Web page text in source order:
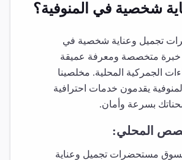
شخصية في المنوفية؟
تجميل وعناية شخصية في
متخصصة ومعرفة عميقة
الجمركية المحلية. مخلصينا
المنوفية يقدمون خدمات احترافية
بسرعة وأمان.
المحلي:
مستحضرات تجميل وعناية